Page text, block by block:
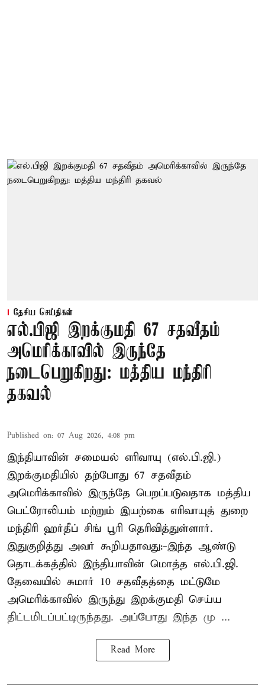
தேசிய செய்திகள்
எல்.பிஜி இறக்குமதி 67 சதவீதம்
அமெரிக்காவில் இருந்தே
நடைபெறுகிறது: மத்திய மந்திரி
தகவல்
Published on: 07 Aug 2026, 4:08 pm
இந்தியாவின் சமையல் எரிவாயு (எல்.பி.ஜி.)
இறக்குமதியில் தற்போது 67 சதவீதம்
அமெரிக்காவில் இருந்தே பெறப்படுவதாக மத்திய
பெட்ரோலியம் மற்றும் இயற்கை எரிவாயுத் துறை
மந்திரி ஹர்தீப் சிங் பூரி தெரிவித்துள்ளார்.
இதுகுறித்து அவர் கூறியதாவது:-இந்த ஆண்டு
தொடக்கத்தில் இந்தியாவின் மொத்த எல்.பி.ஜி.
தேவையில் சுமார் 10 சதவீதத்தை மட்டுமே
அமெரிக்காவில் இருந்து இறக்குமதி செய்ய
திட்டமிடப்பட்டிருந்தது. அப்போது இந்த மு ...
Read More